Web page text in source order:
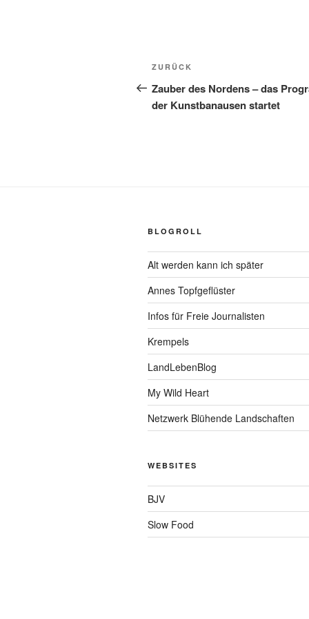
Beitragsnavigation
Vorheriger
Beitrag
ZURÜCK
Zauber des Nordens – das
der Kunstbanausen startet
BLOGROLL
Alt werden kann ich später
Annes Topfgeflüster
Infos für Freie Journalisten
Krempels
LandLebenBlog
My Wild Heart
Netzwerk Blühende Landschaften
WEBSITES
BJV
Slow Food